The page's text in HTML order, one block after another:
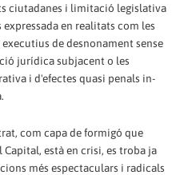
ciutadanes i limitació legislativa
en realitats com les
de desnonament sense
jurídica subjacent o les
i d'efectes quasi penals in­
com capa de formigó que
està en crisi, es troba ja
més espectaculars i radicals